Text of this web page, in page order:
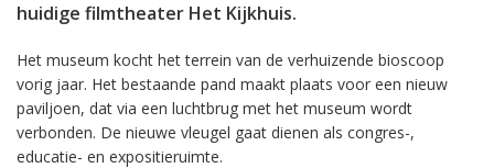
huidige filmtheater Het Kijkhuis.
Het museum kocht het terrein van de verhuizende bioscoop
vorig jaar. Het bestaande pand maakt plaats voor een nieuw
paviljoen, dat via een luchtbrug met het museum wordt
verbonden. De nieuwe vleugel gaat dienen als congres-,
educatie- en expositieruimte.